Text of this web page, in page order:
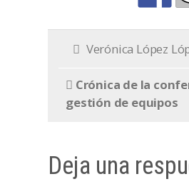
Verónica López
Crónica de la
gestión de equipos
Deja una